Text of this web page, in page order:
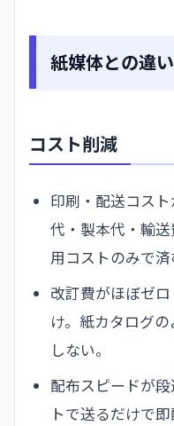
紙媒体との違
コスト削減
印刷・配送コス
代・製本代・輸
用コストのみで済
改訂費がほぼゼ
け。紙カタログ
しない。
配布スピードが
トで送るだけで